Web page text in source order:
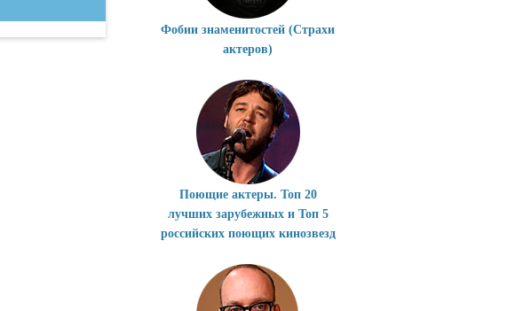
Фобии знаменитостей (Страхи
актеров)
Поющие актеры. Топ 20
лучших зарубежных и Топ 5
российских поющих кинозвезд